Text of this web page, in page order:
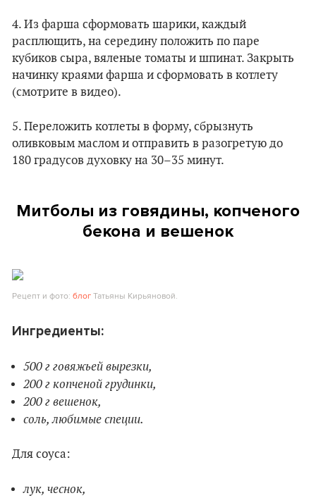
4. Из фарша сформовать шарики, каждый
расплющить, на середину положить по паре
кубиков сыра, вяленые томаты и шпинат. Закрыть
начинку краями фарша и сформовать в котлету
(смотрите в видео).
5. Переложить котлеты в форму, сбрызнуть
оливковым маслом и отправить в разогретую до
180 градусов духовку на 30–35 минут.
Митболы из говядины, копченого
бекона и вешенок
Рецепт и фото: блогТатьяны Кирьяновой.
Ингредиенты:
500 г говяжьей вырезки,
200 г копченой грудинки,
200 г вешенок,
соль, любимые специи.
Для соуса:
лук, чеснок,